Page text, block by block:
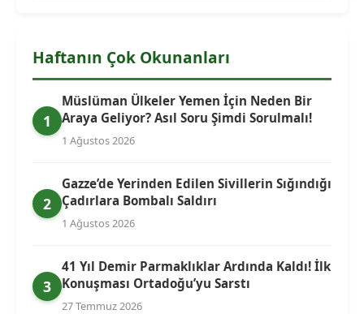
Haftanın Çok Okunanları
1
Müslüman Ülkeler Yemen İçin Neden Bir
Araya Geliyor? Asıl Soru Şimdi Sorulmalı!
1 Ağustos 2026
2
Gazze’de Yerinden Edilen Sivillerin Sığındığı
Çadırlara Bombalı Saldırı
1 Ağustos 2026
3
41 Yıl Demir Parmaklıklar Ardında Kaldı! İlk
Konuşması Ortadoğu’yu Sarstı
27 Temmuz 2026